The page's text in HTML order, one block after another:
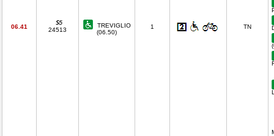
06.41 24513
TREVIGLIO
(06.50)
1 TN